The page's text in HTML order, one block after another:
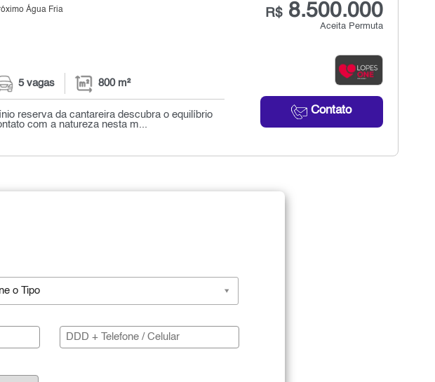
Água Fria R$8.500.000
Aceita Permuta
Contato
5 vagas 800 m²
reserva da cantareira descubra o equilíbrio
com a natureza nesta m...
o Tipo